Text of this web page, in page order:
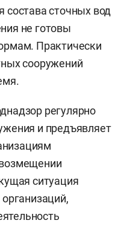
состава сточных вод
не готовы
Практически
сооружений
регулярно
и предъявляет
ситуация